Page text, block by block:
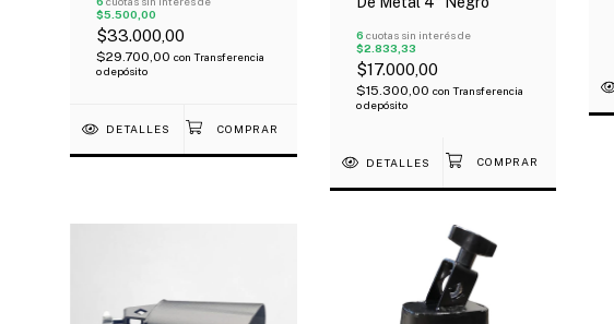
$5.500,00
$33.000,00
$29.700,00 con Transferencia
o depósito
DETALLES
6 cuotas sin interés de
$2.833,33
$17.000,00
$15.300,00 con Transferencia
o depósito
DETALLES